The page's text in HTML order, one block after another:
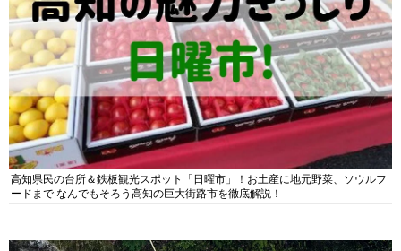
高知県民の台所＆鉄板観光スポット「日曜市」！お土産に地元野菜、ソウルフ
ードまで なんでもそろう高知の巨大街路市を徹底解説！